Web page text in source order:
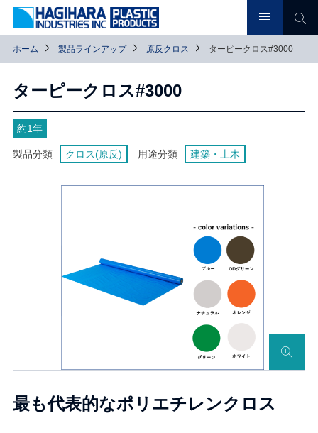
ホーム 製品ラインアップ 原反クロス ターピークロス#3000
ターピークロス#3000
約1年
製品分類 クロス(原反) 用途分類 建築・土木
最も代表的なポリエチレンクロス